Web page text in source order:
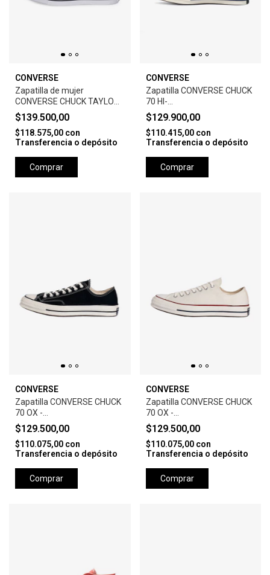
CONVERSE
Zapatilla de mujer
CONVERSE CHUCK TAYLOR
ALL STAR PLATTFORM
LEATTHER-BLACK/WHITE
$139.500,00
$118.575,00 con
Transferencia o depósito
Comprar
CONVERSE
Zapatilla CONVERSE CHUCK
70 HI-
PACHMENT/WHITE/EG
$129.900,00
$110.415,00 con
Transferencia o depósito
Comprar
CONVERSE
Zapatilla CONVERSE CHUCK
70 OX -
BLACK/WHITE/EGRET
$129.500,00
$110.075,00 con
Transferencia o depósito
Comprar
CONVERSE
Zapatilla CONVERSE CHUCK
70 OX -
PARCHMENT/WHITE/EGRET
$129.500,00
$110.075,00 con
Transferencia o depósito
Comprar